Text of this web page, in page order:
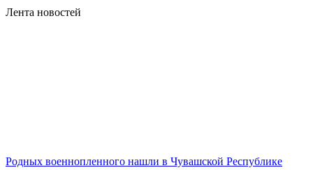
Лента новостей
Родных военнопленного нашли в Чувашской Республике